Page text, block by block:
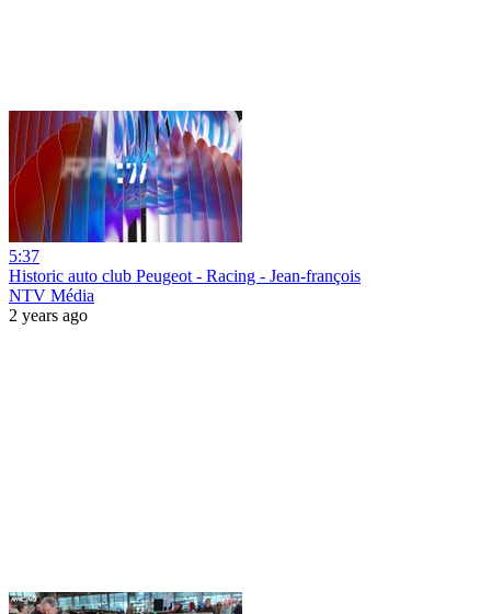
5:37
Historic auto club Peugeot - Racing - Jean-françois
NTV Média
2 years ago